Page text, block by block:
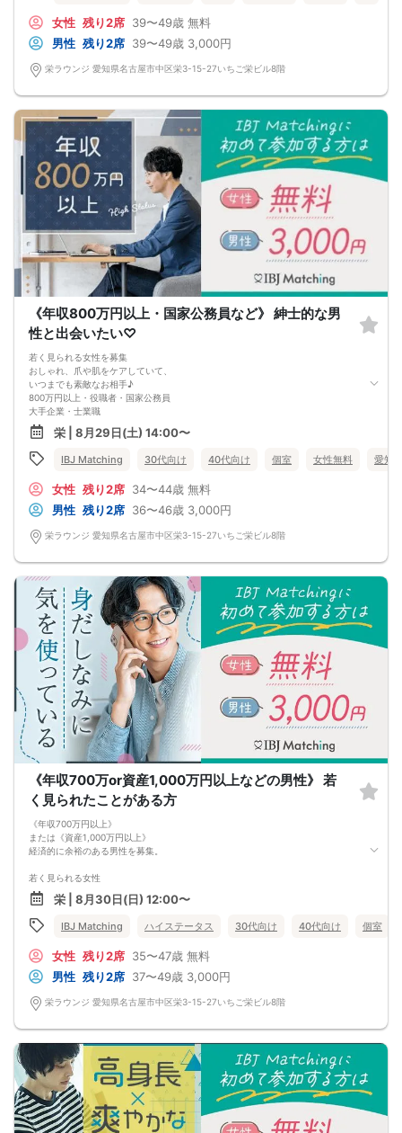
女性 残り2席 39〜49歳 無料
男性 残り2席 39〜49歳 3,000円
栄ラウンジ 愛知県名古屋市中区栄3-15-27いちご栄ビル8階
《年収800万円以上・国家公務員など》 紳士的な男
性と出会いたい♡
若く見られる女性を募集
おしゃれ、爪や肌をケアしていて、
いつまでも素敵なお相手♪
800万円以上・役職者・国家公務員
大手企業・士業職
※いずれかに当てはまる方
紳士的と言われる理想のお相手＆hearts＆＆
経済的に余裕がある、紳士的で
レディーファーストができる素敵な彼
ずっと一緒にいたいと思える
栄 | 8月29日(土) 14:00〜
IBJ Matching 30代向け 40代向け 個室 女性無料 愛知
女性 残り2席 34〜44歳 無料
男性 残り2席 36〜46歳 3,000円
栄ラウンジ 愛知県名古屋市中区栄3-15-27いちご栄ビル8階
《年収700万or資産1,000万円以上などの男性》 若
く見られたことがある方
《年収700万円以上》
または《資産1,000万円以上》
経済的に余裕のある男性を募集。
若く見られる女性
肌や髪がきれい・スリムな体型・笑顔が素敵など
「これからの人生をもっと豊かにしたい！」
そうお考えの皆さまを応援します♪
栄 | 8月30日(日) 12:00〜
IBJ Matching ハイステータス 30代向け 40代向け 個室
女性 残り2席 35〜47歳 無料
男性 残り2席 37〜49歳 3,000円
栄ラウンジ 愛知県名古屋市中区栄3-15-27いちご栄ビル8階